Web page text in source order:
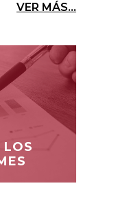
VER MÁS...
LOS